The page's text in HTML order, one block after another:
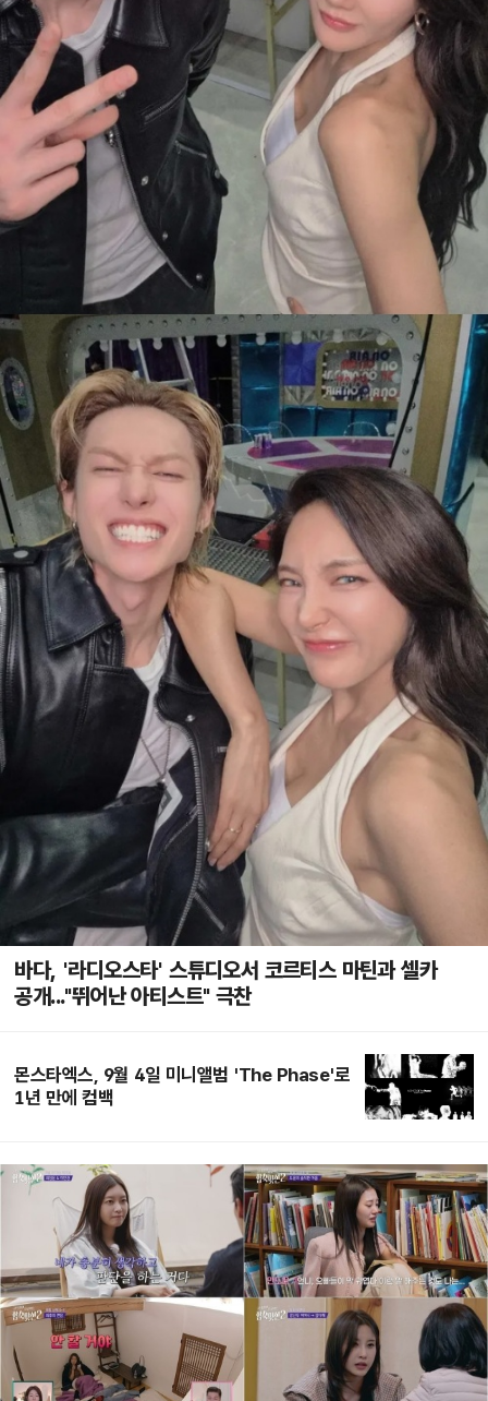
바다, '라디오스타' 스튜디오서 코르티스 마틴과 셀카
공개..."뛰어난 아티스트" 극찬
몬스타엑스, 9월 4일 미니앨범 'The Phase'로
1년 만에 컴백